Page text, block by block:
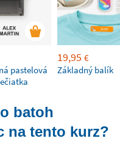
pastelová
19,95 €
Základný balík
batoh
na tento kurz?